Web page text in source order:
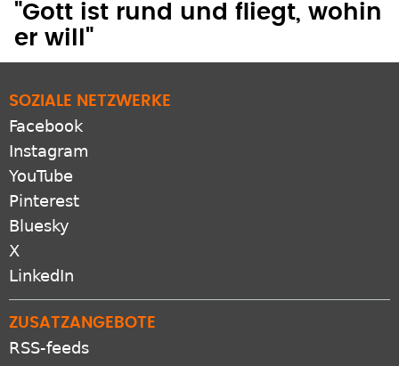
"Gott ist rund und fliegt, wohin
er will"
SOZIALE NETZWERKE
Facebook
Instagram
YouTube
Pinterest
Bluesky
X
LinkedIn
ZUSATZANGEBOTE
RSS-feeds